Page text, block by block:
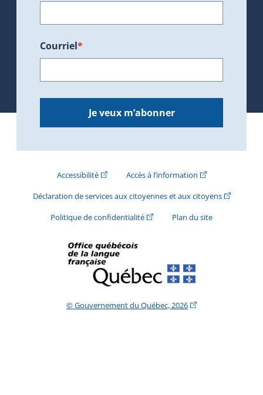
Courriel*
Je veux m’abonner
Accessibilité(Cet hyperlien externe s'ouvrira dans une
Accès à l’information(Cet hyperlien
Déclaration de services aux citoyennes et aux citoyens(Cet
Politique de confidentialité(Cet hyperlien externe s'ouvrira
Plan du site
© Gouvernement du Québec, 2026(Cet hyperlien